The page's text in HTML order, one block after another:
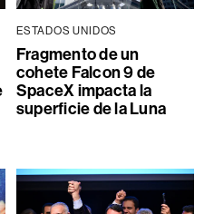
ESTADOS UNIDOS
Fragmento de un
cohete Falcon 9 de
SpaceX impacta la
superficie de la Luna